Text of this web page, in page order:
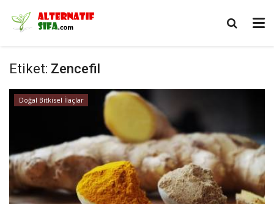
Etiket: Zencefil
Doğal Bitkisel İlaçlar